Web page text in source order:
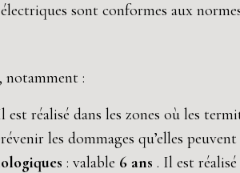
sont conformes aux
notamment :
est réalisé dans les zones où les
les dommages qu’elles
: valable 6 ans . Il est